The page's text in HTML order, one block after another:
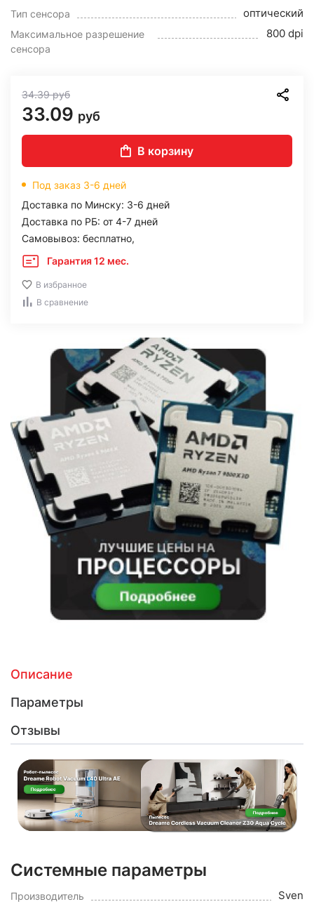
Тип сенсора оптический
Максимальное разрешение
сенсора
800 dpi
34.39руб
33.09 руб
В корзину
Под заказ 3-6 дней
Доставка по Минску: 3-6 дней
Доставка по РБ: от 4-7 дней
Самовывоз: бесплатно,
Гарантия 12 мес.
В избранное
В сравнение
Описание
Параметры
Отзывы
Системные параметры
Производитель Sven